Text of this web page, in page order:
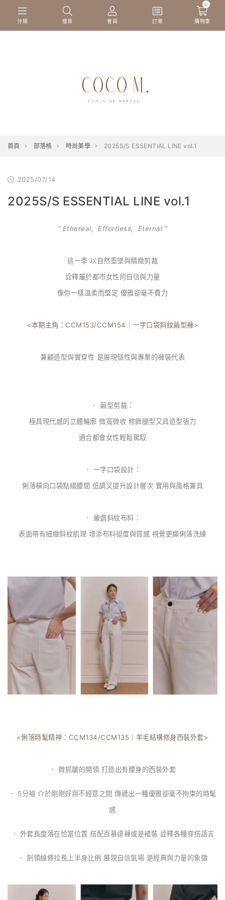
分類 搜尋 會員 訂單
0
購物車
首頁 部落格 時尚美學 2025S/S ESSENTIAL LINE vol.1
2025/07/14
2025S/S ESSENTIAL LINE vol.1
“ Ethereal, Effortless, Eternal ”
這一季 以自然垂墜與精緻剪裁
詮釋屬於都市女性的自信與力量
像你一樣溫柔而堅定 優雅卻毫不費力
<本期主角：CCM153/CCM154｜一字口袋斜紋繭型褲>
兼顧造型與實穿性 是展現個性與專業的褲裝代表
． 繭型剪裁：
極具現代感的立體輪廓 微寬微收 修飾腿型又具造型張力
適合都會女性輕鬆駕馭
． 一字口袋設計：
俐落橫向口袋點綴腰間 低調又提升設計層次 實用與風格兼具
． 嚴選斜紋布料：
表面帶有細緻斜紋肌理 增添布料挺度與質感 視覺更顯俐落洗練
<俐落時髦精神：CCM134/CCM135｜羊毛結構修身西裝外套>
． 微抓皺的開領 打造出有腰身的西裝外套
． 5分袖 介於剛剛好與不經意之間 傳遞出一種優雅卻毫不拘束的時髦
感
． 外套長度落在恰當位置 搭配百慕達褲或是裙裝 詮釋各種穿搭語言
． 劍領線條拉長上半身比例 展現自信氣場 是經典與力量的象徵